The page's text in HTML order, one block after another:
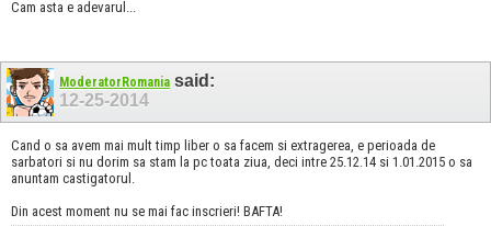
Cam asta e adevarul...
ModeratorRomania said:
12-25-2014
Cand o sa avem mai mult timp liber o sa facem si extragerea, e perioada de
sarbatori si nu dorim sa stam la pc toata ziua, deci intre 25.12.14 si 1.01.2015 o sa
anuntam castigatorul.
Din acest moment nu se mai fac inscrieri! BAFTA!